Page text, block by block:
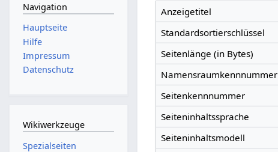
Anzeigetitel
Standardsortierschlüssel
Seitenlänge (in Bytes)
Namensraumkennnummer
Seitenkennnummer
Seiteninhaltssprache
Seiteninhaltsmodell
Navigation
Hauptseite
Hilfe
Impressum
Datenschutz
Wikiwerkzeuge
Spezialseiten